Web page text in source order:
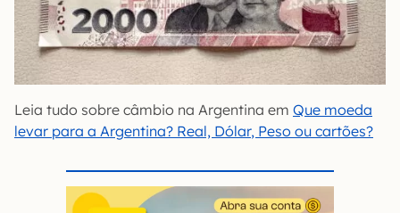
Leia tudo sobre câmbio na Argentina em Que moeda
levar para a Argentina? Real, Dólar, Peso ou cartões?